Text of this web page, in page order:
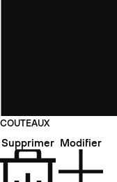
COUTEAUX
Supprimer Modifier